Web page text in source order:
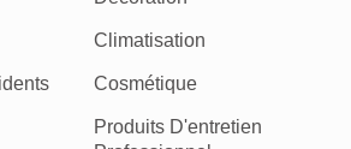
Climatisation
Cosmétique
Produits D'entretien